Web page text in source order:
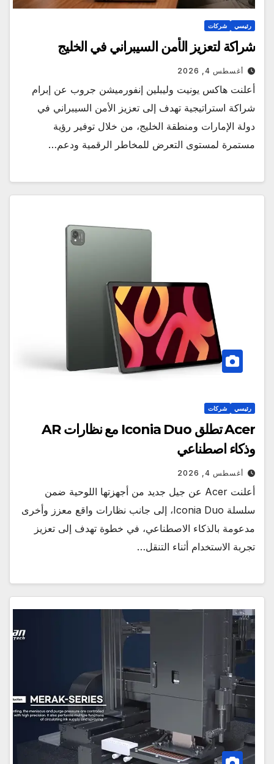
رئيسي شركات
شراكة لتعزيز الأمن السيبراني في الخليج
أغسطس 4, 2026
أعلنت هاكس يونيت وليبلين إنفورميشن جروب عن إبرام
شراكة استراتيجية تهدف إلى تعزيز الأمن السيبراني في
دولة الإمارات ومنطقة الخليج، من خلال توفير رؤية
مستمرة لمستوى التعرض للمخاطر الرقمية ودعم…
رئيسي شركات
Acer تطلق Iconia Duo مع نظارات AR
وذكاء اصطناعي
أغسطس 4, 2026
أعلنت Acer عن جيل جديد من أجهزتها اللوحية ضمن
سلسلة Iconia Duo، إلى جانب نظارات واقع معزز وأخرى
مدعومة بالذكاء الاصطناعي، في خطوة تهدف إلى تعزيز
تجربة الاستخدام أثناء التنقل…